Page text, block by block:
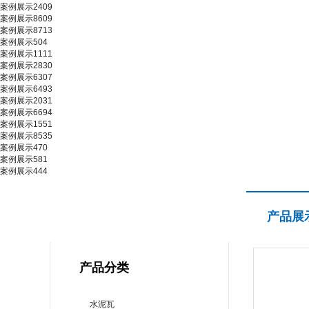
案例展示2409
案例展示8609
案例展示8713
案例展示504
案例展示1111
案例展示2830
案例展示6307
案例展示6493
案例展示2031
案例展示6694
案例展示1551
案例展示8535
案例展示470
案例展示581
案例展示444
产品分类
水泥瓦
产品展